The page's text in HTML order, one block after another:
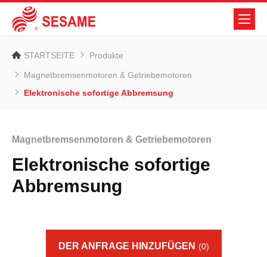
STARTSEITE Produkte
Magnetbremsenmotoren & Getriebemotoren
Elektronische sofortige Abbremsung
Magnetbremsenmotoren & Getriebemotoren
Elektronische sofortige
Abbremsung
DER ANFRAGE HINZUFÜGEN (0)